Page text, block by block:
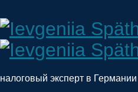
Ievgeniia
Späth
налоговый эксперт в Германии